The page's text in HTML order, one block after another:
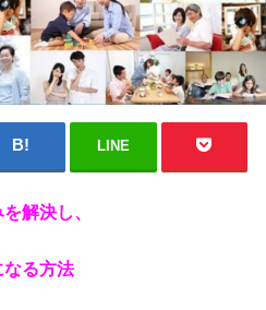
LINE
解決し、
なる方法